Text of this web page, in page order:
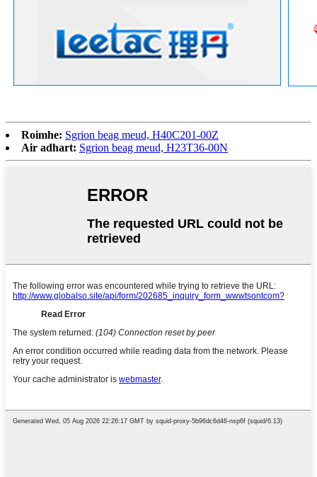
Roimhe: Sgrion beag meud, H40C201-00Z
Air adhart: Sgrion beag meud, H23T36-00N